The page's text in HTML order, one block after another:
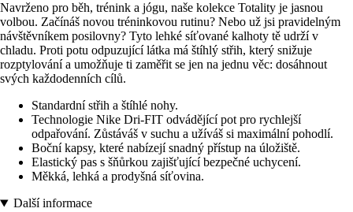
Navrženo pro běh, trénink a jógu, naše kolekce Totality je jasnou
volbou. Začínáš novou tréninkovou rutinu? Nebo už jsi pravidelným
návštěvníkem posilovny? Tyto lehké síťované kalhoty tě udrží v
chladu. Proti potu odpuzující látka má štíhlý střih, který snižuje
rozptylování a umožňuje ti zaměřit se jen na jednu věc: dosáhnout
svých každodenních cílů.
Standardní střih a štíhlé nohy.
Technologie Nike Dri-FIT odvádějící pot pro rychlejší
odpařování. Zůstáváš v suchu a užíváš si maximální pohodlí.
Boční kapsy, které nabízejí snadný přístup na úložiště.
Elastický pas s šňůrkou zajišťující bezpečné uchycení.
Měkká, lehká a prodyšná síťovina.
Další informace